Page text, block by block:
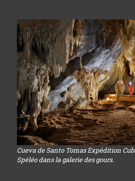
Cueva de Santo Tomas Expédition
Spéléo dans la galerie des gours.